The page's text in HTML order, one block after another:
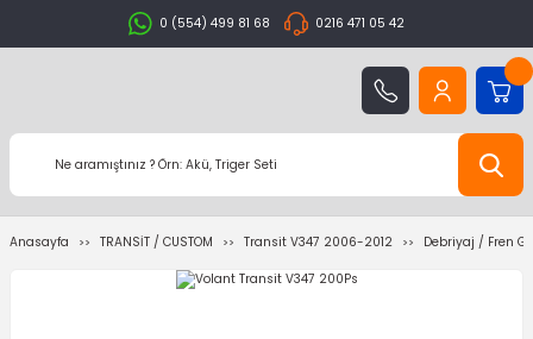
0 (554) 499 81 68 0216 471 05 42
Anasayfa TRANSİT / CUSTOM Transit V347 2006-2012 Debriyaj / Fren